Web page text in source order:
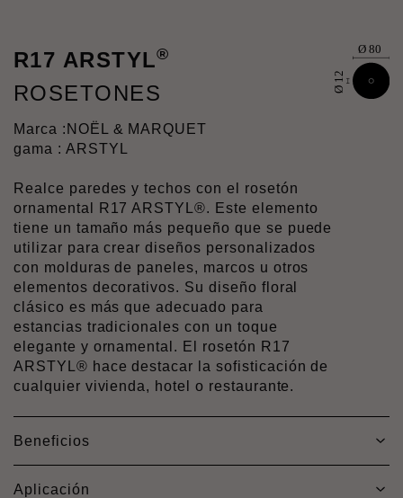
R17 ARSTYL®
ROSETONES
Marca : NOËL & MARQUET
gama : ARSTYL
Realce paredes y techos con el rosetón
ornamental R17 ARSTYL®. Este elemento
tiene un tamaño más pequeño que se puede
utilizar para crear diseños personalizados
con molduras de paneles, marcos u otros
elementos decorativos. Su diseño floral
clásico es más que adecuado para
estancias tradicionales con un toque
elegante y ornamental. El rosetón R17
ARSTYL® hace destacar la sofisticación de
cualquier vivienda, hotel o restaurante.
Beneficios
Aplicación